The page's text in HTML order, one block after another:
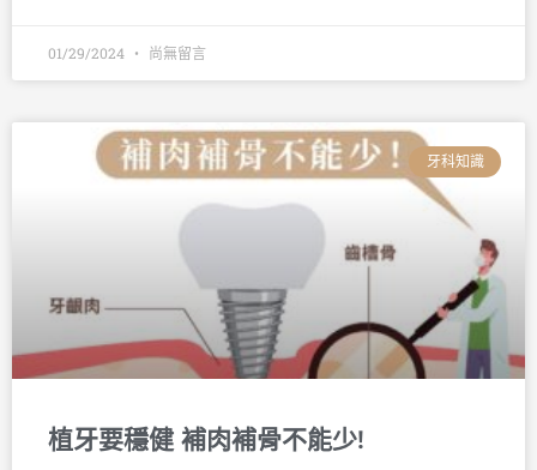
01/29/2024 尚無留言
牙科知識
植牙要穩健 補肉補骨不能少!